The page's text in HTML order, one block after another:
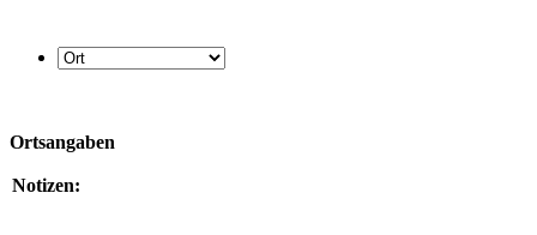
Ortsangaben
Notizen: